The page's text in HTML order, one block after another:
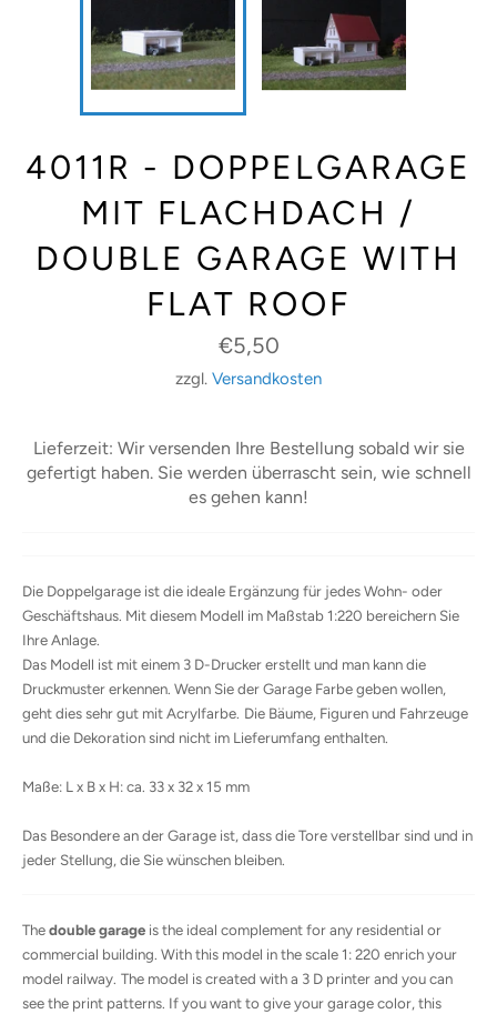
4011R - DOPPELGARAGE
MIT FLACHDACH /
DOUBLE GARAGE WITH
FLAT ROOF
Normaler
Preis
€5,50
zzgl. Versandkosten
Lieferzeit: Wir versenden Ihre Bestellung sobald wir sie
gefertigt haben. Sie werden überrascht sein, wie schnell
es gehen kann!
Die Doppelgarage ist die ideale Ergänzung für jedes Wohn- oder
Geschäftshaus. Mit diesem Modell im Maßstab 1:220 bereichern Sie
Ihre Anlage.
Das Modell ist mit einem 3 D-Drucker erstellt und man kann die
Druckmuster erkennen. Wenn Sie der Garage Farbe geben wollen,
geht dies sehr gut mit Acrylfarbe. Die Bäume, Figuren und Fahrzeuge
und die Dekoration sind nicht im Lieferumfang enthalten.
Maße: L x B x H: ca. 33 x 32 x 15 mm
Das Besondere an der Garage ist, dass die Tore verstellbar sind und in
jeder Stellung, die Sie wünschen bleiben.
Thedouble garage is the ideal complement for any residential or
commercial building. With this model in the scale 1: 220 enrich your
model railway. The model is created with a 3 D printer and you can
see the print patterns. If you want to give your garage color, this